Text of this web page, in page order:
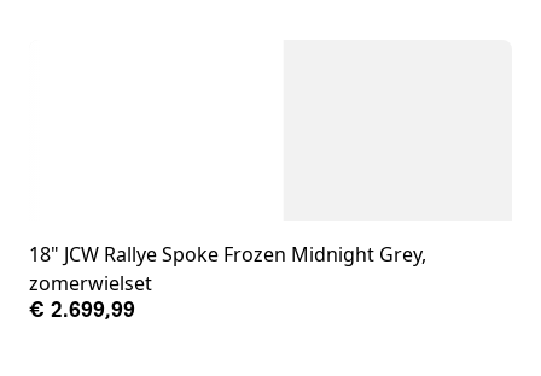
18" JCW Rallye Spoke Frozen Midnight Grey,
zomerwielset
€ 2.699,99